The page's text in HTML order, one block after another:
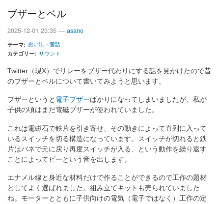
ブザーとベル
2025-12-01 23:35 — asano
テーマ
思い出・昔話
カテゴリー サウンド
Twitter（現X）でリレーをブザー代わりにする話を見かけたので昔
のブザーとベルについて書いてみようと思います。
ブザーというと 電子ブザーばかりになってしまいましたが、私が
子供の頃はまだ電磁ブザーが使われていました。
これは電磁石で鉄片を引き寄せ、その動きによって直列に入って
いるスイッチを切る構造になっています。スイッチが切れると鉄
片はバネで元に戻り再度スイッチが入る、という動作を繰り返す
ことによってビーという音を出します。
エナメル線と身近な材料だけで作ることができるので工作の題材
としてよく選ばれました。組み立てキットも売られていました
ね。モーターとともに子供向けの電気（電子ではなく）工作の定